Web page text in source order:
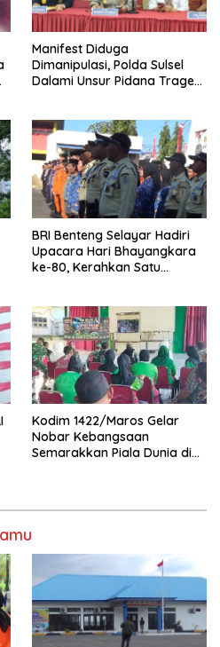
Manifest Diduga
Dimanipulasi, Polda Sulsel
Dalami Unsur Pidana Tragedi
‎BRI Benteng Selayar Hadiri
Upacara Hari Bhayangkara
ke-80, Kerahkan Satu
Kodim 1422/Maros Gelar
Nobar Kebangsaan
Semarakkan Piala Dunia di